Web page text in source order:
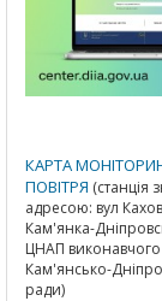
КАРТА
ПОВІТРЯ (станція
адресою: вул
Кам'янка-
ЦНАП виконавчого
Кам'янсько-
ради)